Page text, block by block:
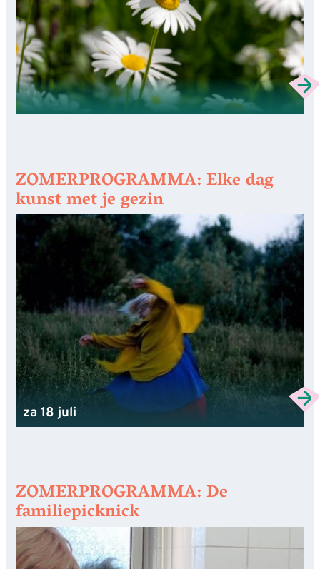
ZOMERPROGRAMMA: Elke dag
kunst met je gezin
za 18 juli
ZOMERPROGRAMMA: De
familiepicknick